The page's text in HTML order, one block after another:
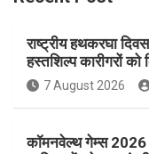
e
b
t
राष्ट्रीय हथकरघा
हस्तशिल्प कारीगरों को
7 August 2026
कॉमनवेल्थ गेम्स